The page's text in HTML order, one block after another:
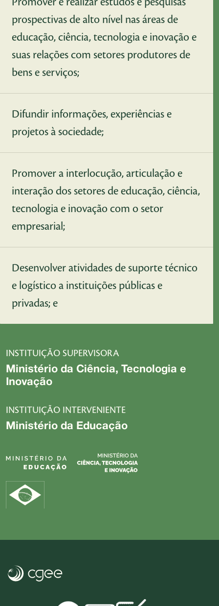
prospectivas de alto nível nas áreas de
educação, ciência, tecnologia e inovação e
suas relações com setores produtores de
bens e serviços;
Difundir informações, experiências e
projetos à sociedade;
Promover a interlocução, articulação e
interação dos setores de educação, ciência,
tecnologia e inovação com o setor
empresarial;
Desenvolver atividades de suporte técnico
e logístico a instituições públicas e
privadas; e
INSTITUIÇÃO SUPERVISORA
Ministério da Ciência, Tecnologia e
Inovação
INSTITUIÇÃO INTERVENIENTE
Ministério da Educação